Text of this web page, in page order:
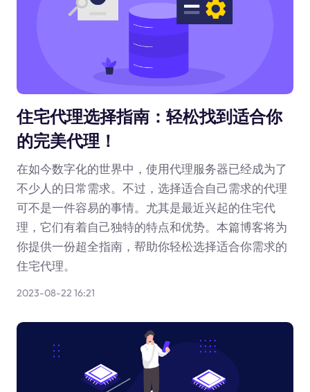
住宅代理选择指南：轻松找到适合你
的完美代理！
在如今数字化的世界中，使用代理服务器已经成为了
不少人的日常需求。不过，选择适合自己需求的代理
可不是一件容易的事情。尤其是最近兴起的住宅代
理，它们有着自己独特的特点和优势。本篇博客将为
你提供一份超全指南，帮助你轻松选择适合你需求的
住宅代理。
2023-08-22 16:21